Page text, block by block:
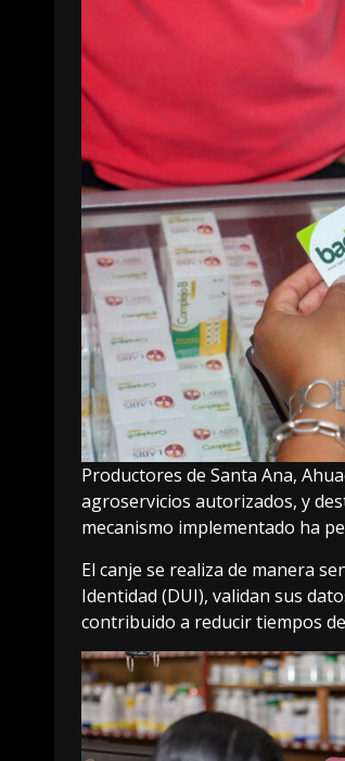
Productores de Santa Ana,
agroservicios autorizados, y
mecanismo implementado ha
El canje se realiza de manera
Identidad (DUI), validan sus
contribuido a reducir tiempos